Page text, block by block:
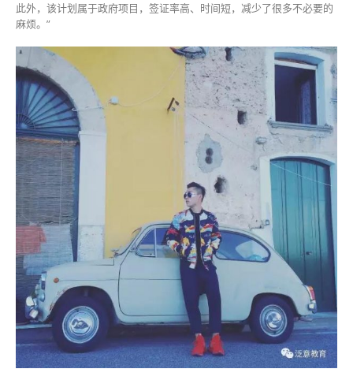
此外，该计划属于政府项目，签证率高、时间短，减少了很多不必要的
麻烦。”